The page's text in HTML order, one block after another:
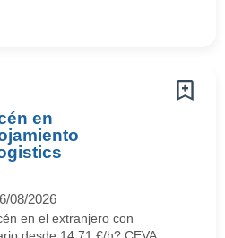
en
08/2026
en el extranjero con